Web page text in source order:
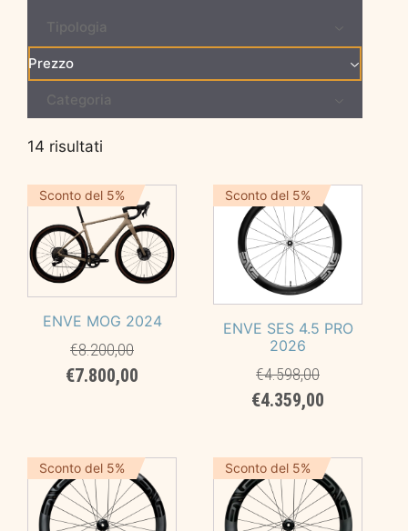
Tipologia
Prezzo
Categoria
14 risultati
Sconto del 5%
ENVE MOG 2024
€8.200,00
Il
€8.200,00.
€7.800,00
€7.800,00.
Sconto del 5%
ENVE SES 4.5 PRO
2026
€4.598,00
Il
era:
€4.598,00.
€4.359,00
è:
€4.359,00.
Sconto del 5% Sconto del 5%